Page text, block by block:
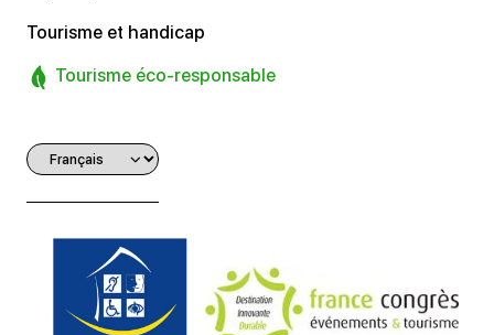
Tourisme et handicap
Tourisme éco-responsable